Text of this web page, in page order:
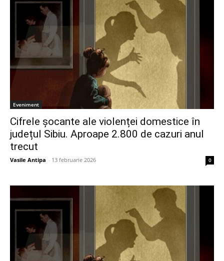
Eveniment
Cifrele șocante ale violenței domestice în
județul Sibiu. Aproape 2.800 de cazuri anul
trecut
Vasile Antipa - 13 februarie 2026 0